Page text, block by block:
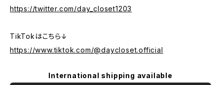
https://twitter.com/day_closet1203
TikTokはこちら↓
https://www.tiktok.com/@daycloset.official
International shipping available